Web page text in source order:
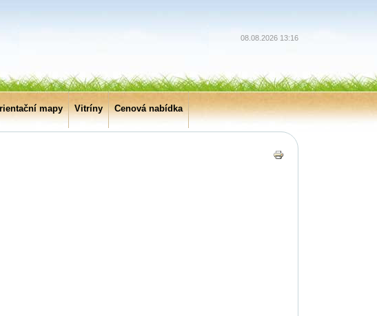
08.08.2026 13:16
mapy Vitríny Cenová nabídka